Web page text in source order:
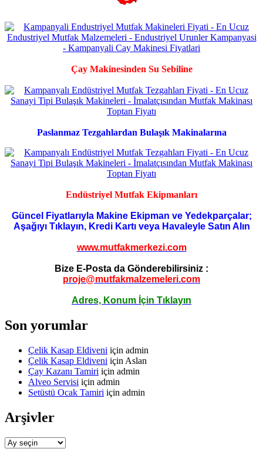
Çay Makinesinden Su Sebiline
Paslanmaz Tezgahlardan Bulaşık Makinalarına
Endüstriyel Mutfak Ekipmanları
Güncel Fiyatlarıyla Makine Ekipman ve Yedekparçalar;
Aşağıyı Tıklayın, Kredi Kartı veya Havaleyle Satın Alın
www.mutfakmerkezi.com
Bize E-Posta da Gönderebilirsiniz :
proje@mutfakmalzemeleri.com
Adres, Konum İçin Tıklayın
Son yorumlar
Çelik Kasap Eldiveni için admin
Çelik Kasap Eldiveni için Aslan
Çay Kazanı Tamiri için admin
Alveo Servisi için admin
Setüstü Ocak Tamiri için admin
Arşivler
Arşivler